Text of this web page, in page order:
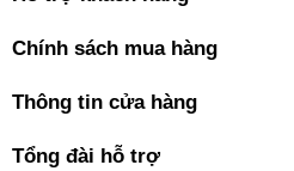
Chính sách mua hàng
Thông tin cửa hàng
Tổng đài hỗ trợ